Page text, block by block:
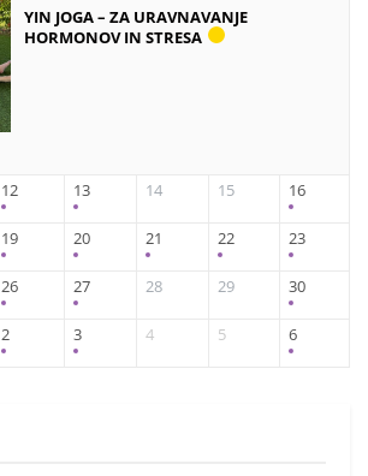
YIN JOGA – ZA URAVNAVANJE
HORMONOV IN STRESA
12 13 14 15 16
19 20 21 22 23
26 27 28 29 30
2 3 4 5 6